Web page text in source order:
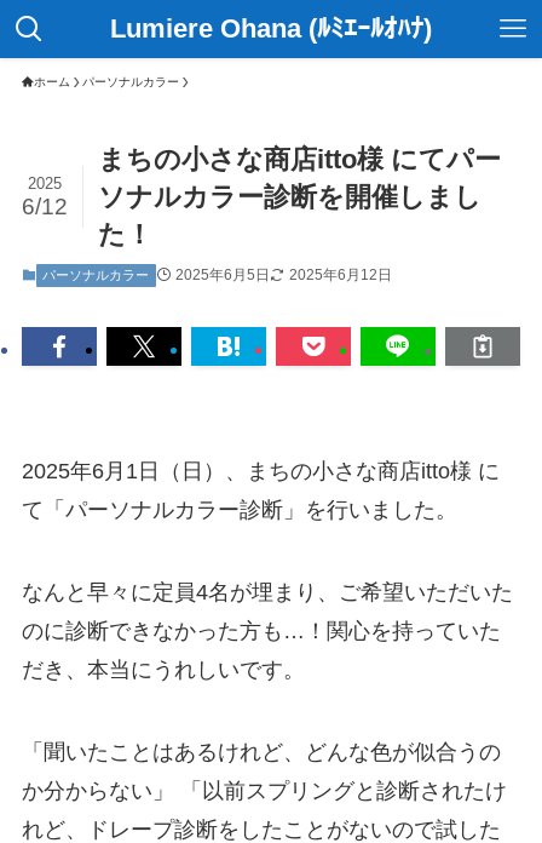
Lumiere Ohana (ﾙﾐｴｰﾙｵﾊﾅ)
ホーム パーソナルカラー
まちの小さな商店itto様 にてパー
ソナルカラー診断を開催しまし
た！
2025
6/12
パーソナルカラー 2025年6月5日 2025年6月12日
2025年6月1日（日）、まちの小さな商店itto様 に
て「パーソナルカラー診断」を行いました。
なんと早々に定員4名が埋まり、ご希望いただいた
のに診断できなかった方も…！関心を持っていた
だき、本当にうれしいです。
「聞いたことはあるけれど、どんな色が似合うの
か分からない」 「以前スプリングと診断されたけ
れど、ドレープ診断をしたことがないので試した